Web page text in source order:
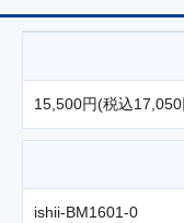
15,500円(税込17,050
ishii-BM1601-0